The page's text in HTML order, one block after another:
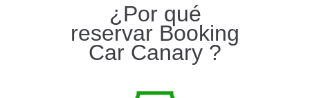
¿Por qué
reservar Booking
Car Canary ?